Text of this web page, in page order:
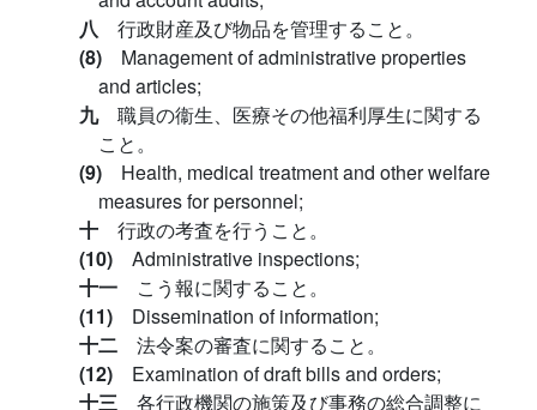
八 行政財産及び物品を管理すること。
(8) Management of administrative properties
and articles;
九 職員の衞生、医療その他福利厚生に関する
こと。
(9) Health, medical treatment and other welfare
measures for personnel;
十 行政の考査を行うこと。
(10) Administrative inspections;
十一 こう報に関すること。
(11) Dissemination of information;
十二 法令案の審査に関すること。
(12) Examination of draft bills and orders;
十三 各行政機関の施策及び事務の総合調整に